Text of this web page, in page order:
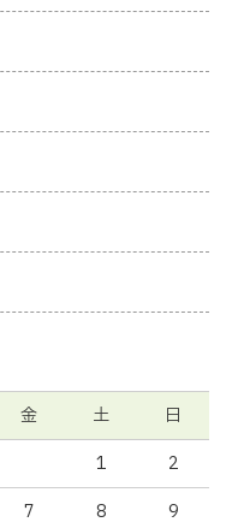
金 土
日
1
2
7 8
9